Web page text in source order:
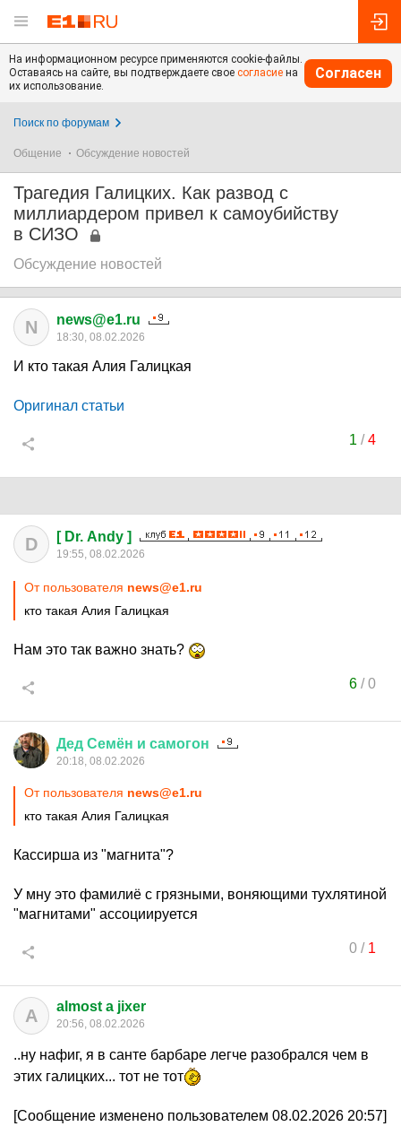
На информационном ресурсе применяются cookie-файлы.
Оставаясь на сайте, вы подтверждаете свое согласие на
их использование.
Согласен
Поиск по форумам
Общение Обсуждение новостей
Трагедия Галицких. Как развод с
миллиардером привел к самоубийству
в СИЗО
Обсуждение новостей
N news@e1.ru
18:30, 08.02.2026
И кто такая Алия Галицкая
Оригинал статьи
1 /4
D [ Dr. Andy ]
19:55, 08.02.2026
От пользователя news@e1.ru
кто такая Алия Галицкая
Нам это так важно знать?
6/0
Дед Семён и самогон
20:18, 08.02.2026
От пользователя news@e1.ru
кто такая Алия Галицкая
Кассирша из "магнита"?
У мну это фамилиё с грязными, воняющими тухлятиной
"магнитами" ассоциируется
0/ 1
A almost a jixer
20:56, 08.02.2026
..ну нафиг, я в санте барбаре легче разобрался чем в
этих галицких... тот не тот
[Сообщение изменено пользователем 08.02.2026 20:57]